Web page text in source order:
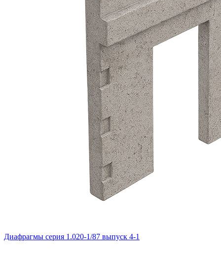
Диафрагмы серия 1.020-1/87 выпуск 4-1